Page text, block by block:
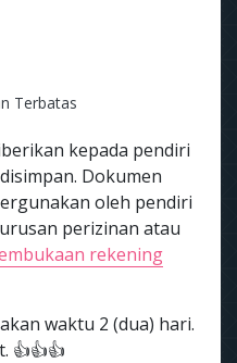
Terbatas
kepada pendiri
Dokumen
oleh pendiri
perizinan atau
rekening
waktu 2 (dua) hari.
👍👍👍